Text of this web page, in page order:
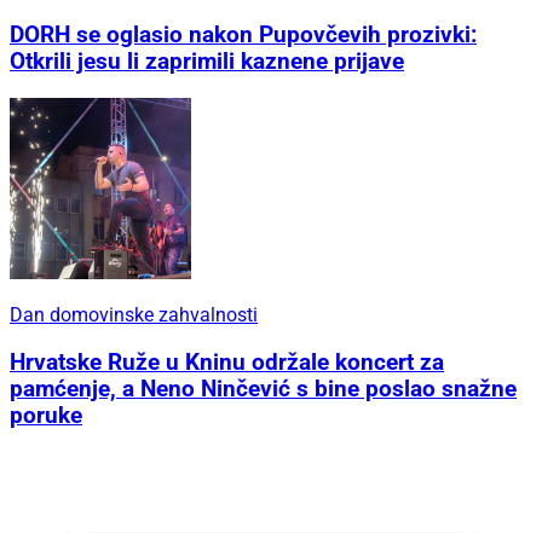
DORH se oglasio nakon Pupovčevih prozivki:
Otkrili jesu li zaprimili kaznene prijave
Dan domovinske zahvalnosti
Hrvatske Ruže u Kninu održale koncert za
pamćenje, a Neno Ninčević s bine poslao snažne
poruke